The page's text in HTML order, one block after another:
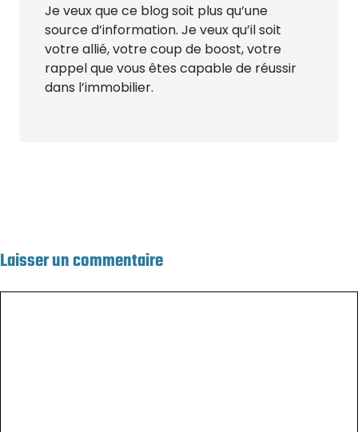
Je veux que ce blog soit plus qu’une
source d’information. Je veux qu’il soit
votre allié, votre coup de boost, votre
rappel que vous êtes capable de réussir
dans l’immobilier.
Laisser un commentaire